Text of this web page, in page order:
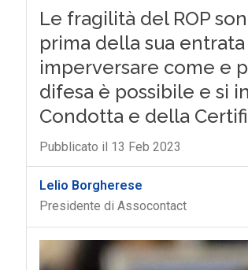
Le fragilità del ROP
prima della sua
imperversare come e
difesa è possibile e si
Condotta e della
Pubblicato il 13 Feb 2023
Lelio Borgherese
Presidente di Assocontact